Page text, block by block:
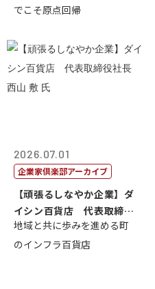
でこそ原点回帰
2026.07.01
企業家倶楽部アーカイブ
【頑張るしなやか企業】ダ
イシン百貨店 代表取締役
社長 西山 ...
地域と共に歩みを進める町
のインフラ百貨店